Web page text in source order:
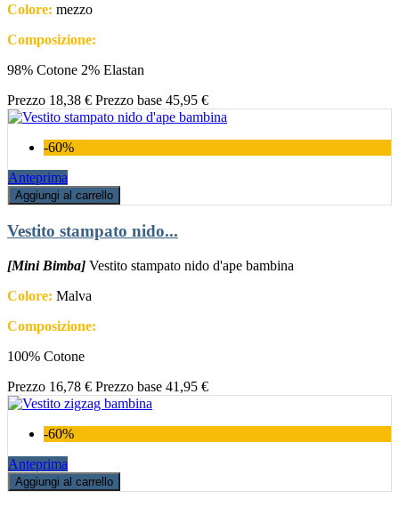
Colore: mezzo
Composizione:
98% Cotone 2% Elastan
Prezzo 18,38 € Prezzo base 45,95 €
-60%
Anteprima
Aggiungi al carrello
Vestito stampato nido...
[Mini Bimba] Vestito stampato nido d'ape bambina
Colore: Malva
Composizione:
100% Cotone
Prezzo 16,78 € Prezzo base 41,95 €
-60%
Anteprima
Aggiungi al carrello